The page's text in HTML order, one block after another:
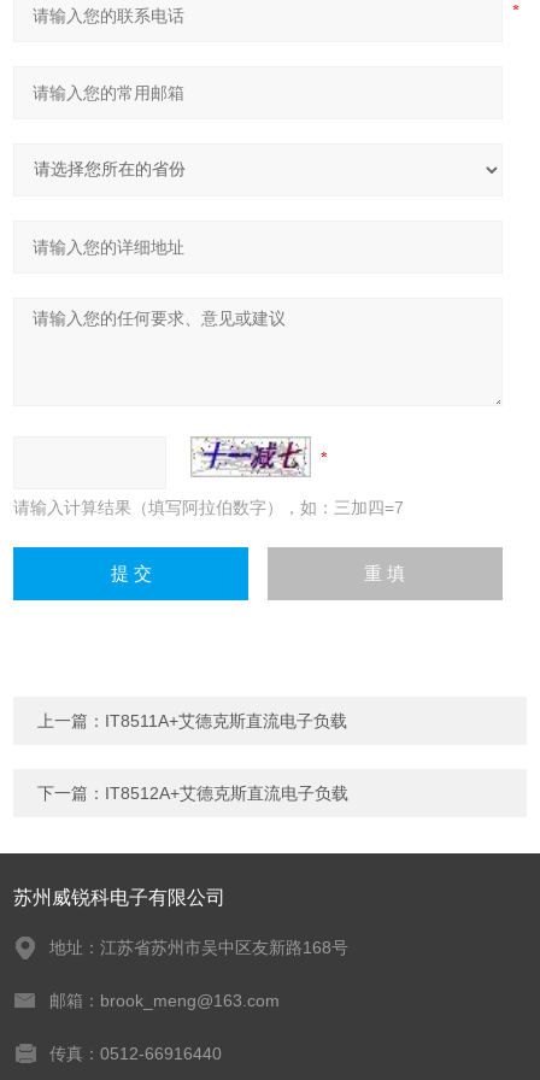
请输入计算结果（填写阿拉伯数字），如：三加四=7
上一篇： IT8511A+艾德克斯直流电子负载
下一篇： IT8512A+艾德克斯直流电子负载
苏州威锐科电子有限公司
地址：江苏省苏州市吴中区友新路168号
邮箱：brook_meng@163.com
传真：0512-66916440